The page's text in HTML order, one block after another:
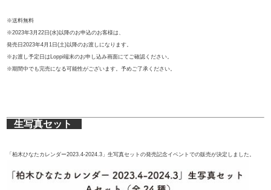
※送料無料
※2023年3月22日(水)以降のお申込のお客様は、
発売日2023年4月1日(土)以降のお渡しになります。
※お渡し予定日はLoppi端末のお申し込み画面にてご確認ください。
※期間中でも完売になる可能性がございます。予めご了承ください。
生写真セット
「柏木ひなたカレンダー2023.4-2024.3」生写真セットの発売記念イベントでの販売が決定しました。